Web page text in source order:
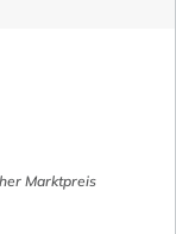
Marktpreis